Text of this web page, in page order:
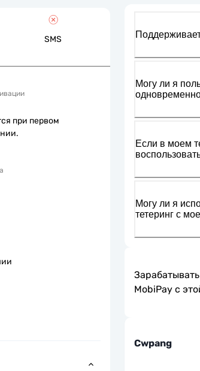
SMS
при первом
Могу ли я
Если в моем
Могу ли я
тетеринг с
Зарабатывать
MobiPay с
Cwpang